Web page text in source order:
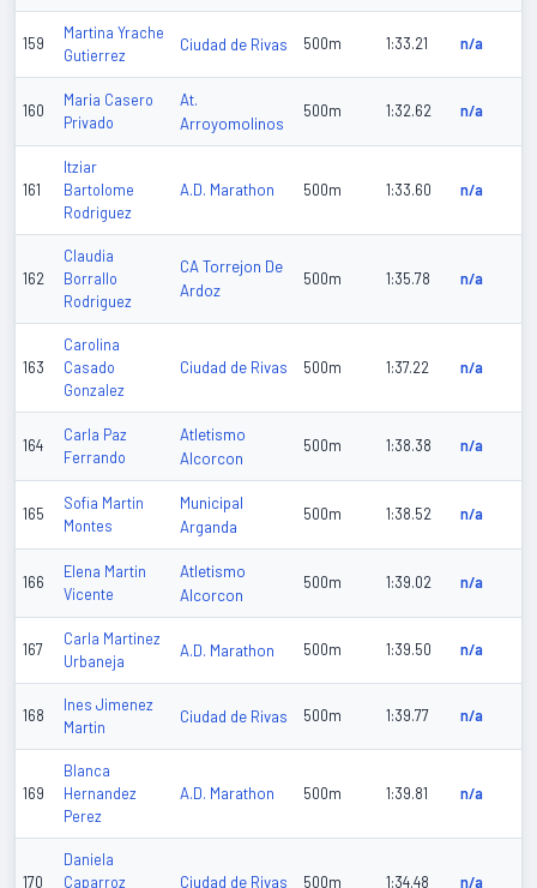
159
Martina Yrache
Gutierrez
Ciudad de Rivas 500m 1:33.21 n/a
160
Maria Casero
Privado
At.
Arroyomolinos
500m 1:32.62 n/a
161
Itziar
Bartolome
Rodriguez
A.D. Marathon 500m 1:33.60 n/a
162
Claudia
Borrallo
Rodriguez
CA Torrejon De
Ardoz
500m 1:35.78 n/a
163
Carolina
Casado
Gonzalez
Ciudad de Rivas 500m 1:37.22 n/a
164
Carla Paz
Ferrando
Atletismo
Alcorcon
500m 1:38.38 n/a
165
Sofia Martin
Montes
Municipal
Arganda
500m 1:38.52 n/a
166
Elena Martin
Vicente
Atletismo
Alcorcon
500m 1:39.02 n/a
167
Carla Martinez
Urbaneja
A.D. Marathon 500m 1:39.50 n/a
168
Ines Jimenez
Martin
Ciudad de Rivas 500m 1:39.77 n/a
169
Blanca
Hernandez
Perez
A.D. Marathon 500m 1:39.81 n/a
170
Daniela
Caparroz
Ciudad de Rivas 500m 1:34.48 n/a